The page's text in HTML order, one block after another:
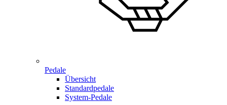
Pedale
Übersicht
Standardpedale
System-Pedale